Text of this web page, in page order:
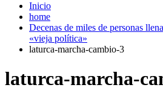
Inicio
home
Decenas de miles de personas
«vieja política»
laturca-marcha-cambio-3
laturca-marcha-